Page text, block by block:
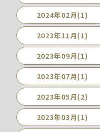
2024年02月(1)
2023年11月(1)
2023年09月(1)
2023年07月(1)
2023年05月(2)
2023年03月(1)